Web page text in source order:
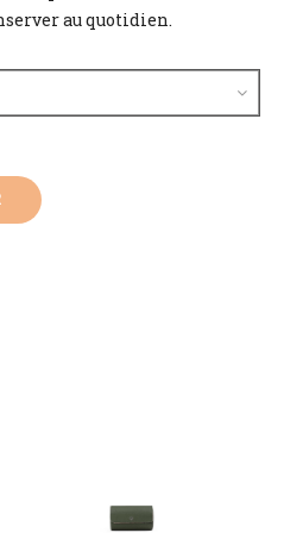
au quotidien.